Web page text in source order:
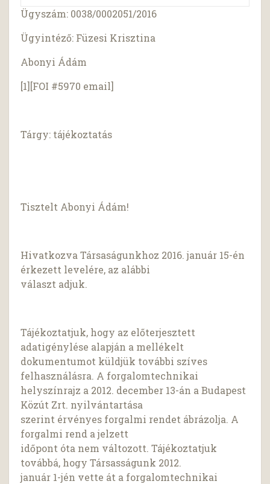
Ügyszám: 0038/0002051/2016
Ügyintéző: Füzesi Krisztina
Abonyi Ádám
[1][FOI #5970 email]
Tárgy: tájékoztatás
Tisztelt Abonyi Ádám!
Hivatkozva Társaságunkhoz 2016. január 15-én
érkezett levelére, az alábbi
választ adjuk.
Tájékoztatjuk, hogy az előterjesztett
adatigénylése alapján a mellékelt
dokumentumot küldjük további szíves
felhasználásra. A forgalomtechnikai
helyszínrajz a 2012. december 13-án a Budapest
Közút Zrt. nyilvántartása
szerint érvényes forgalmi rendet ábrázolja. A
forgalmi rend a jelzett
időpont óta nem változott. Tájékoztatjuk
továbbá, hogy Társasságunk 2012.
január 1-jén vette át a forgalomtechnikai